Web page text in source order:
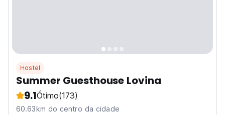
Hostel
Summer Guesthouse Lovina
9.1Ótimo(173)
60.63km do centro da cidade